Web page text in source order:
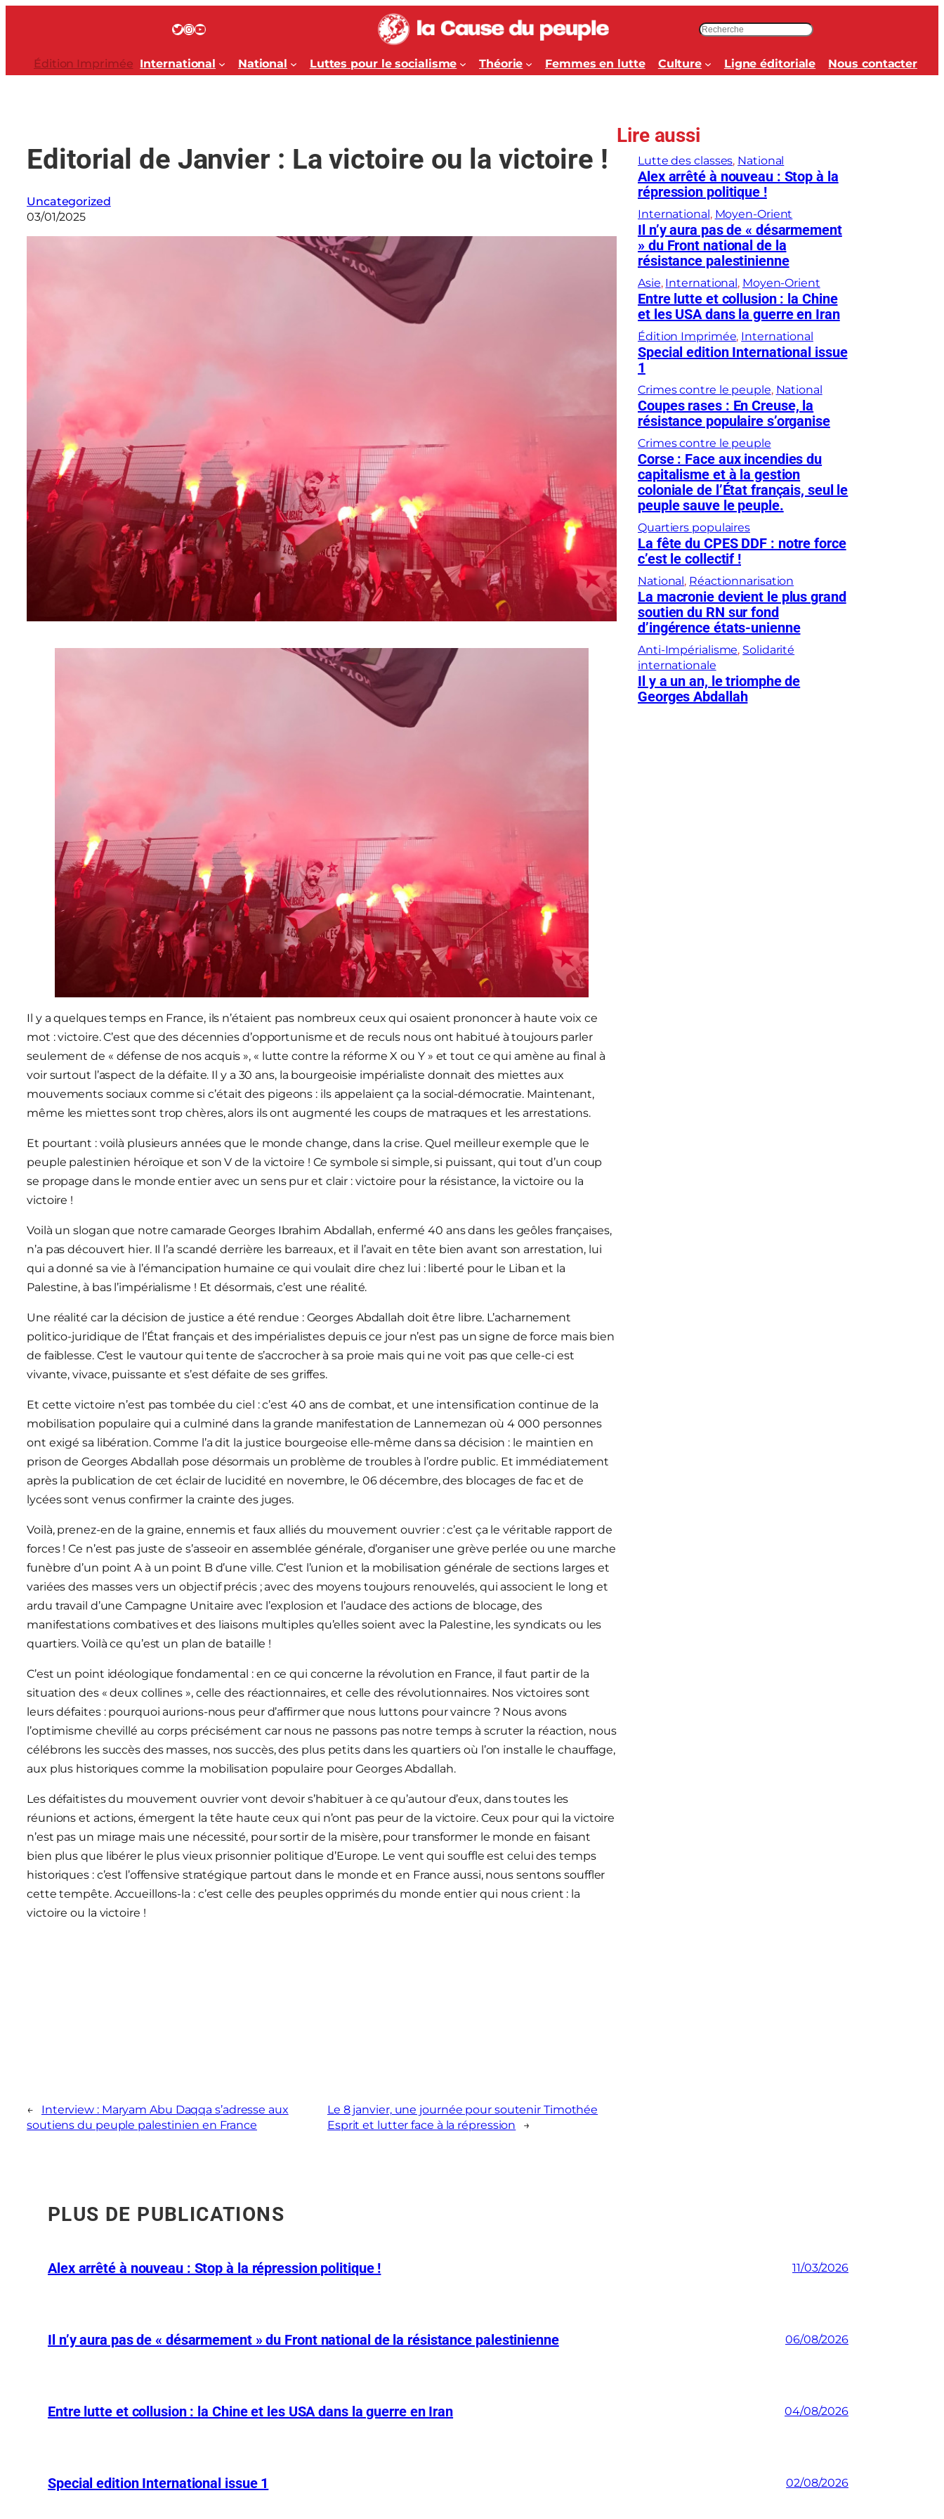
Twitter InstagramYouTube
c
h
h
r
Édition Imprimée International National Luttes pour le socialisme Théorie Femmes en lutte Culture Ligne éditoriale Nous contacter
Editorial de Janvier : La victoire ou la victoire !
Uncategorized
03/01/2025
Il y a quelques temps en France, ils n’étaient pas nombreux ceux qui osaient prononcer à haute voix ce
mot : victoire. C’est que des décennies d’opportunisme et de reculs nous ont habitué à toujours parler
seulement de « défense de nos acquis », « lutte contre la réforme X ou Y » et tout ce qui amène au final à
voir surtout l’aspect de la défaite. Il y a 30 ans, la bourgeoisie impérialiste donnait des miettes aux
mouvements sociaux comme si c’était des pigeons : ils appelaient ça la social-démocratie. Maintenant,
même les miettes sont trop chères, alors ils ont augmenté les coups de matraques et les arrestations.
Et pourtant : voilà plusieurs années que le monde change, dans la crise. Quel meilleur exemple que le
peuple palestinien héroïque et son V de la victoire ! Ce symbole si simple, si puissant, qui tout d’un coup
se propage dans le monde entier avec un sens pur et clair : victoire pour la résistance, la victoire ou la
victoire !
Voilà un slogan que notre camarade Georges Ibrahim Abdallah, enfermé 40 ans dans les geôles françaises,
n’a pas découvert hier. Il l’a scandé derrière les barreaux, et il l’avait en tête bien avant son arrestation, lui
qui a donné sa vie à l’émancipation humaine ce qui voulait dire chez lui : liberté pour le Liban et la
Palestine, à bas l’impérialisme ! Et désormais, c’est une réalité.
Une réalité car la décision de justice a été rendue : Georges Abdallah doit être libre. L’acharnement
politico-juridique de l’État français et des impérialistes depuis ce jour n’est pas un signe de force mais bien
de faiblesse. C’est le vautour qui tente de s’accrocher à sa proie mais qui ne voit pas que celle-ci est
vivante, vivace, puissante et s’est défaite de ses griffes.
Et cette victoire n’est pas tombée du ciel : c’est 40 ans de combat, et une intensification continue de la
mobilisation populaire qui a culminé dans la grande manifestation de Lannemezan où 4 000 personnes
ont exigé sa libération. Comme l’a dit la justice bourgeoise elle-même dans sa décision : le maintien en
prison de Georges Abdallah pose désormais un problème de troubles à l’ordre public. Et immédiatement
après la publication de cet éclair de lucidité en novembre, le 06 décembre, des blocages de fac et de
lycées sont venus confirmer la crainte des juges.
Voilà, prenez-en de la graine, ennemis et faux alliés du mouvement ouvrier : c’est ça le véritable rapport de
forces ! Ce n’est pas juste de s’asseoir en assemblée générale, d’organiser une grève perlée ou une marche
funèbre d’un point A à un point B d’une ville. C’est l’union et la mobilisation générale de sections larges et
variées des masses vers un objectif précis ; avec des moyens toujours renouvelés, qui associent le long et
ardu travail d’une Campagne Unitaire avec l’explosion et l’audace des actions de blocage, des
manifestations combatives et des liaisons multiples qu’elles soient avec la Palestine, les syndicats ou les
quartiers. Voilà ce qu’est un plan de bataille !
C’est un point idéologique fondamental : en ce qui concerne la révolution en France, il faut partir de la
situation des « deux collines », celle des réactionnaires, et celle des révolutionnaires. Nos victoires sont
leurs défaites : pourquoi aurions-nous peur d’affirmer que nous luttons pour vaincre ? Nous avons
l’optimisme chevillé au corps précisément car nous ne passons pas notre temps à scruter la réaction, nous
célébrons les succès des masses, nos succès, des plus petits dans les quartiers où l’on installe le chauffage,
aux plus historiques comme la mobilisation populaire pour Georges Abdallah.
Les défaitistes du mouvement ouvrier vont devoir s’habituer à ce qu’autour d’eux, dans toutes les
réunions et actions, émergent la tête haute ceux qui n’ont pas peur de la victoire. Ceux pour qui la victoire
n’est pas un mirage mais une nécessité, pour sortir de la misère, pour transformer le monde en faisant
bien plus que libérer le plus vieux prisonnier politique d’Europe. Le vent qui souffle est celui des temps
historiques : c’est l’offensive stratégique partout dans le monde et en France aussi, nous sentons souffler
cette tempête. Accueillons-la : c’est celle des peuples opprimés du monde entier qui nous crient : la
victoire ou la victoire !
←
Interview : Maryam Abu Daqqa s’adresse aux
soutiens du peuple palestinien en France
Le 8 janvier, une journée pour soutenir Timothée
Esprit et lutter face à la répression
→
Lire aussi
Lutte des classes, National
Alex arrêté à nouveau : Stop à la
répression politique !
International, Moyen-Orient
Il n’y aura pas de « désarmement
» du Front national de la
résistance palestinienne
Asie, International, Moyen-Orient
Entre lutte et collusion : la Chine
et les USA dans la guerre en Iran
Édition Imprimée, International
Special edition International issue
1
Crimes contre le peuple, National
Coupes rases : En Creuse, la
résistance populaire s’organise
Crimes contre le peuple
Corse : Face aux incendies du
capitalisme et à la gestion
coloniale de l’État français, seul le
peuple sauve le peuple.
Quartiers populaires
La fête du CPES DDF : notre force
c’est le collectif !
National, Réactionnarisation
La macronie devient le plus grand
soutien du RN sur fond
d’ingérence états-unienne
Anti-Impérialisme, Solidarité
internationale
Il y a un an, le triomphe de
Georges Abdallah
PLUS DE PUBLICATIONS
Alex arrêté à nouveau : Stop à la répression politique ! 11/03/2026
Il n’y aura pas de « désarmement » du Front national de la résistance palestinienne 06/08/2026
Entre lutte et collusion : la Chine et les USA dans la guerre en Iran 04/08/2026
Special edition International issue 1 02/08/2026